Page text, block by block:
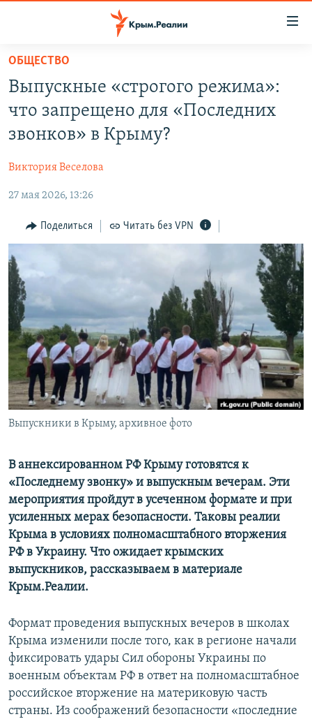
Вернуться
основному
содержанию
главной
навигации
Вернутся
поиску
СПЕЦПРОЕКТЫ
11 ЛЕТ ОККУПАЦИИ КРЫМА. 11 ИСТОРИЙ СОПРОТИВЛЕНИЯ
ЕЩЕ
ИНТЕРАКТИВ
ИНФОГРАФИКА
СОВЕТЫ ПРАВОЗАЩИТНИКОВ
ПРОПАВШИЕ БЕЗ ВЕСТИ
ПОБЕДИТЕЛЕЙ НЕ СУДЯТ?
КРЫМ.НЕПОКОРЕННЫЙ
ELIFBE
УКРАИНСКАЯ ПРОБЛЕМА КРЫМА
РАДІО СВОБОДА
КАК ОБОЙТИ БЛОКИРОВКУ
Українською
Qırımtatar
ПРИСОЕДИНЯЙТЕСЬ!
Все сайты RFE/RL
ОБЩЕСТВО
Выпускные «строгого режима»:
что запрещено для «Последних
звонков» в Крыму?
Виктория Веселова
27 мая 2026, 13:26
Поделиться Читать без VPN
Выпускники в Крыму, архивное фото
В аннексированном РФ Крыму готовятся к
«Последнему звонку» и выпускным вечерам. Эти
мероприятия пройдут в усеченном формате и при
усиленных мерах безопасности. Таковы реалии
Крыма в условиях полномасштабного вторжения
РФ в Украину. Что ожидает крымских
выпускников, рассказываем в материале
Крым.Реалии.
Формат проведения выпускных вечеров в школах
Крыма изменили после того, как в регионе начали
фиксировать удары Сил обороны Украины по
военным объектам РФ в ответ на полномасштабное
российское вторжение на материковую часть
страны. Из соображений безопасности «последние